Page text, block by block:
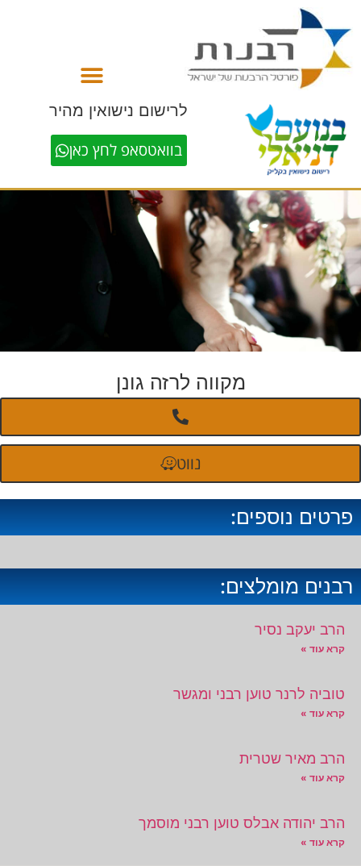
לרישום נישואין מהיר
בוואטסאפ לחץ כאן
מקווה לרזה גונן
נווט
פרטים נוספים:
רבנים מומלצים:
הרב יעקב נסיר
קרא עוד »
טוביה לרנר טוען רבני ומגשר
קרא עוד »
הרב מאיר שטרית
קרא עוד »
הרב יהודה אבלס טוען רבני מוסמך
קרא עוד »